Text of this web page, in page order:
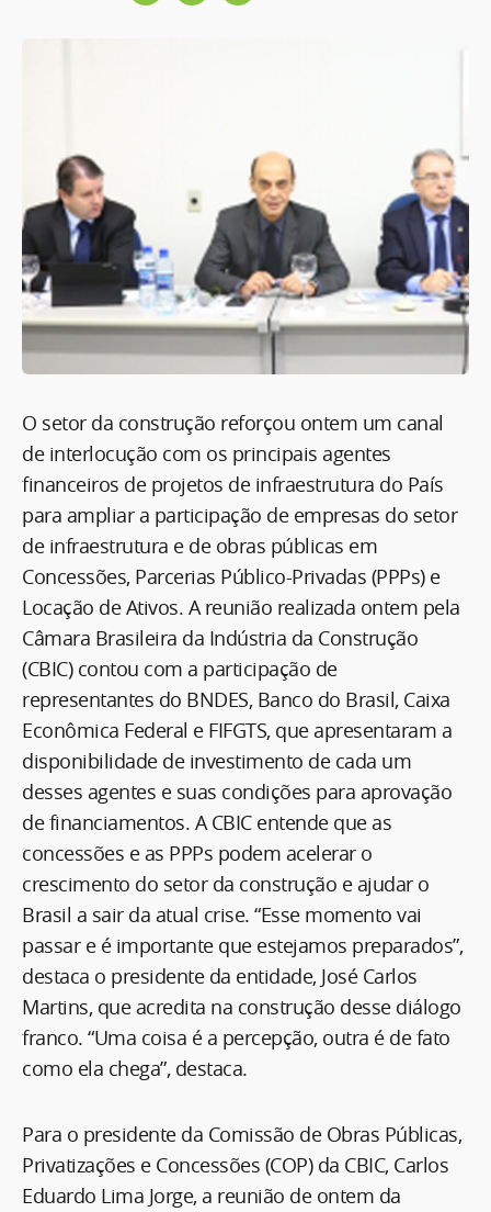
O setor da construção reforçou ontem um canal
de interlocução com os principais agentes
financeiros de projetos de infraestrutura do País
para ampliar a participação de empresas do setor
de infraestrutura e de obras públicas em
Concessões, Parcerias Público-Privadas (PPPs) e
Locação de Ativos. A reunião realizada ontem pela
Câmara Brasileira da Indústria da Construção
(CBIC) contou com a participação de
representantes do BNDES, Banco do Brasil, Caixa
Econômica Federal e FIFGTS, que apresentaram a
disponibilidade de investimento de cada um
desses agentes e suas condições para aprovação
de financiamentos. A CBIC entende que as
concessões e as PPPs podem acelerar o
crescimento do setor da construção e ajudar o
Brasil a sair da atual crise. “Esse momento vai
passar e é importante que estejamos preparados”,
destaca o presidente da entidade, José Carlos
Martins, que acredita na construção desse diálogo
franco. “Uma coisa é a percepção, outra é de fato
como ela chega”, destaca.
Para o presidente da Comissão de Obras Públicas,
Privatizações e Concessões (COP) da CBIC, Carlos
Eduardo Lima Jorge, a reunião de ontem da